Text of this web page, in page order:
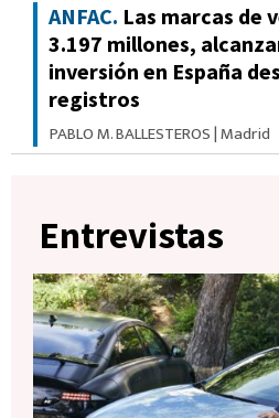
ANFAC. Las marcas de
3.197 millones,
inversión en España
registros
PABLO M. BALLESTEROS|Madrid
Entrevistas